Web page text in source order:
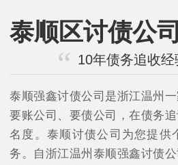
泰顺区讨债公司
10年债务追收
泰顺强鑫讨债公司是浙江温州一
要账公司、要债公司，在债务
名度。泰顺讨债公司为您提供
务。自浙江温州泰顺强鑫讨债